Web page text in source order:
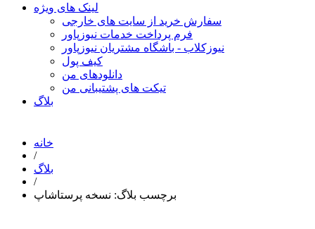
لینک های ویژه
سفارش خرید از سایت های خارجی
فرم پرداخت خدمات نیوزپاور
نیوزکلاب - باشگاه مشتریان نیوزپاور
کیف پول
دانلودهای من
تیکت های پشتیبانی من
بلاگ
خانه
/
بلاگ
/
برچسب بلاگ: نسخه پرستاشاپ